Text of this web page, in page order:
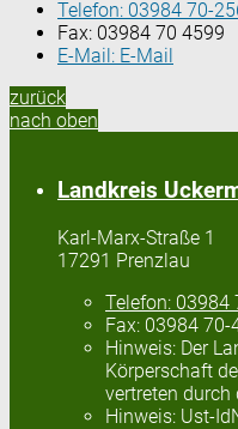
Telefon: 03984 70-
Fax: 03984 70 4599
E-Mail: E-Mail
zurück
nach oben
Landkreis
Karl-Marx-Straße 1
17291 Prenzlau
Telefon: 03984
Fax: 03984 70-
Hinweis: Der
Körperschaft
vertreten durch
Hinweis: Ust-